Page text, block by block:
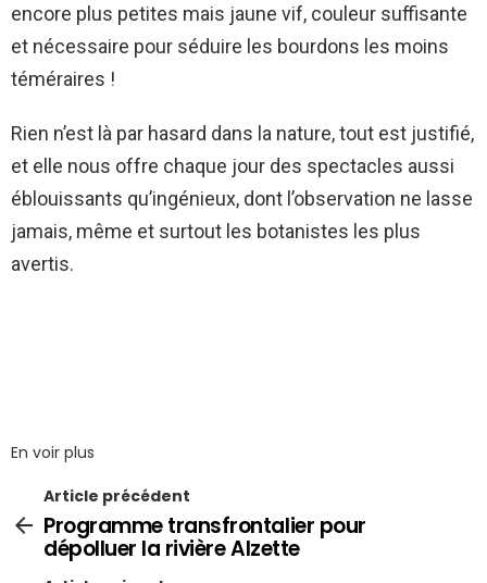
encore plus petites mais jaune vif, couleur suffisante
et nécessaire pour séduire les bourdons les moins
téméraires !
Rien n’est là par hasard dans la nature, tout est justifié,
et elle nous offre chaque jour des spectacles aussi
éblouissants qu’ingénieux, dont l’observation ne lasse
jamais, même et surtout les botanistes les plus
avertis.
En voir plus
Article précédent
Programme transfrontalier pour
dépolluer la rivière Alzette